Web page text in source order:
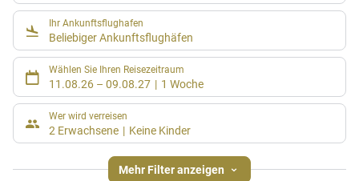
Ihr Ankunftsflughafen
Beliebiger Ankunftsflughäfen
Wählen Sie Ihren Reisezeitraum
11.08.26 – 09.08.27 1 Woche
Wer wird verreisen
2 Erwachsene Keine Kinder
Mehr Filter anzeigen